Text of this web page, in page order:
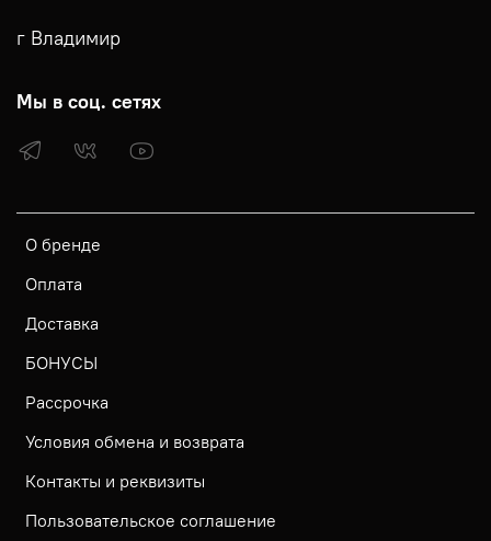
О бренде
Оплата
Доставка
БОНУСЫ
Рассрочка
Условия обмена и возврата
Контакты и реквизиты
Пользовательское соглашение
г Владимир
Мы в соц. сетях